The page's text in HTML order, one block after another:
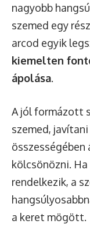
nagyobb
szemed egy
arcod egyik
kiemelten
ápolása.
A jól formázott
szemed,
kölcsönözni.
rendelkezik, a
a keret mögött.